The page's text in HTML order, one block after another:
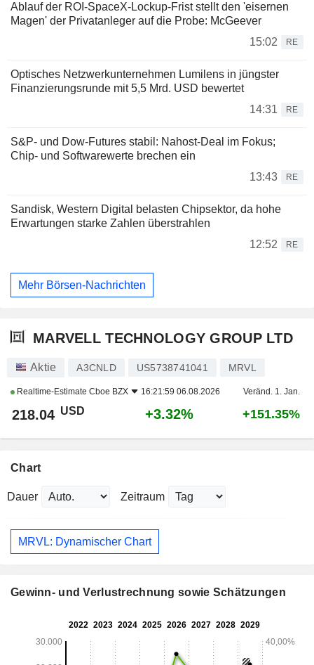
Ablauf der ROI-SpaceX-Lockup-Frist stellt den 'eisernen
Magen' der Privatanleger auf die Probe: McGeever
15:02
RE
Optisches Netzwerkunternehmen Lumilens in jüngster
Finanzierungsrunde mit 5,5 Mrd. USD bewertet
14:31
RE
S&P- und Dow-Futures stabil: Nahost-Deal im Fokus;
Chip- und Softwarewerte brechen ein
13:43
RE
Sandisk, Western Digital belasten Chipsektor, da hohe
Erwartungen starke Zahlen überstrahlen
12:52
RE
Mehr Börsen-Nachrichten
MARVELL TECHNOLOGY GROUP LTD
Aktie A3CNLD US5738741041 MRVL
Realtime-Estimate Cboe BZX 16:21:59 06.08.2026 Veränd. 1. Jan.
218.04 USD +3.32% +151.35%
Chart
Dauer Zeitraum
MRVL: Dynamischer Chart
Gewinn- und Verlustrechnung sowie Schätzungen